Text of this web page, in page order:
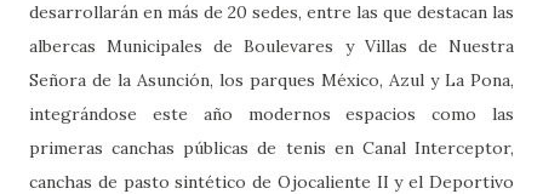
desarrollarán en más de 20 sedes, entre las que destacan las
albercas Municipales de Boulevares y Villas de Nuestra
Señora de la Asunción, los parques México, Azul y La Pona,
integrándose este año modernos espacios como las
primeras canchas públicas de tenis en Canal Interceptor,
canchas de pasto sintético de Ojocaliente II y el Deportivo